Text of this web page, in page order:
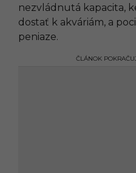
nezvládnutá kapacita,
dostať k akváriám, a
peniaze.
ČLÁNOK